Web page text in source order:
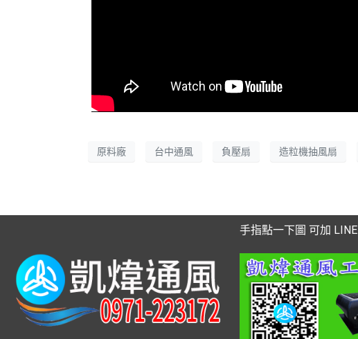
原料廠 台中通風 負壓扇 造粒機抽風扇
手指點一下圖 可加 LINE